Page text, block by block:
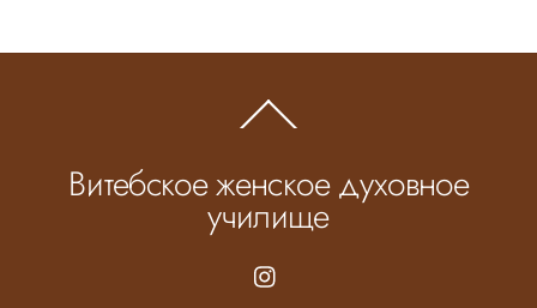
To
Витебское женское духовное
училище